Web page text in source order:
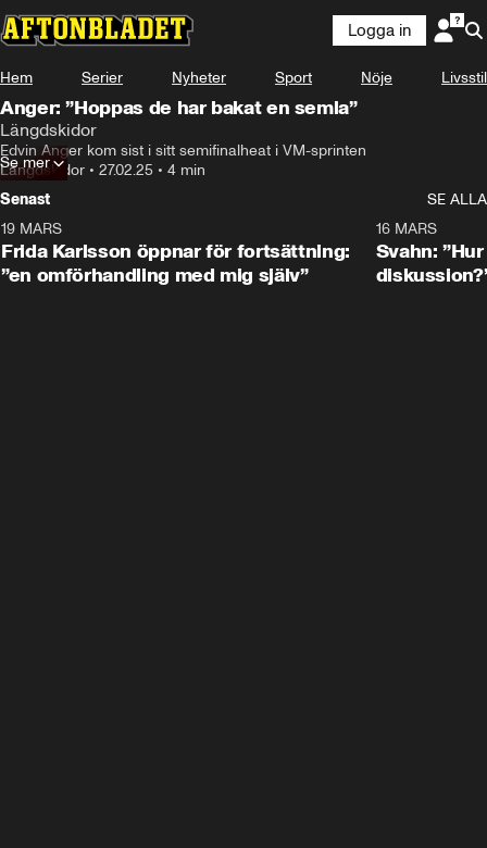
Logga in
Hem Serier Nyheter Sport Nöje Livsstil
Anger: ”Hoppas de har bakat en semla”
Längdskidor
Edvin Anger kom sist i sitt semifinalheat i VM-sprinten
Längdskidor • 27.02.25 • 4 min
Se mer
Senast
SE ALLA
19 MARS
Frida Karlsson öppnar för fortsättning:
”en omförhandling med mig själv”
16 MARS
Svahn: